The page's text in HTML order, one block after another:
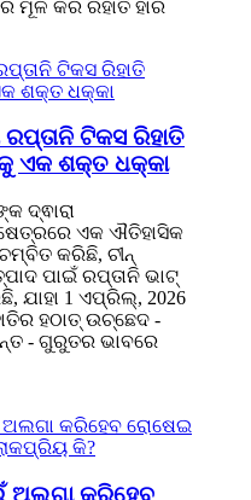
ମୂଳ କର ରିହାତି ହାର
ରପ୍ତାନି ଟିକସ ରିହାତି
ଏକ ଶକ୍ତ ଧକ୍କା
ଦ୍ଵାରା
ଏକ ଐତିହାସିକ
କରିଛି, ଚୀନ୍‌
ପାଇଁ ରପ୍ତାନି ଭାଟ୍
ଯାହା 1 ଏପ୍ରିଲ୍, 2026
ହଠାତ୍ ଉଚ୍ଛେଦ -
- ଗୁରୁତର ଭାବରେ
ଅଲଗା କରିହେବ